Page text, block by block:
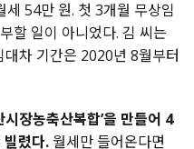
54만 원. 첫 3개월 무상임
할 일이 아니었다. 김 씨는
차 기간은 2020년 8월부터
장농축산복합’을 만들어 4
빌렸다.월세만 들어온다면